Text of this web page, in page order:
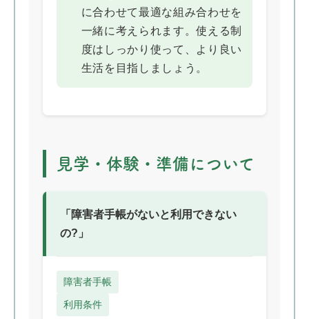
に合わせて最適な組み合わせを
一緒に考えられます。使える制
度はしっかり使って、より良い
生活を目指しましょう。
見学・体験・準備について
「障害者手帳がないと利用できない
の?」
障害者手帳
利用条件